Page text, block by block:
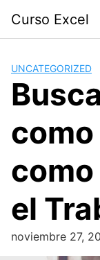
content
Curso Excel
UNCATEGORIZED
el
noviembre 27,